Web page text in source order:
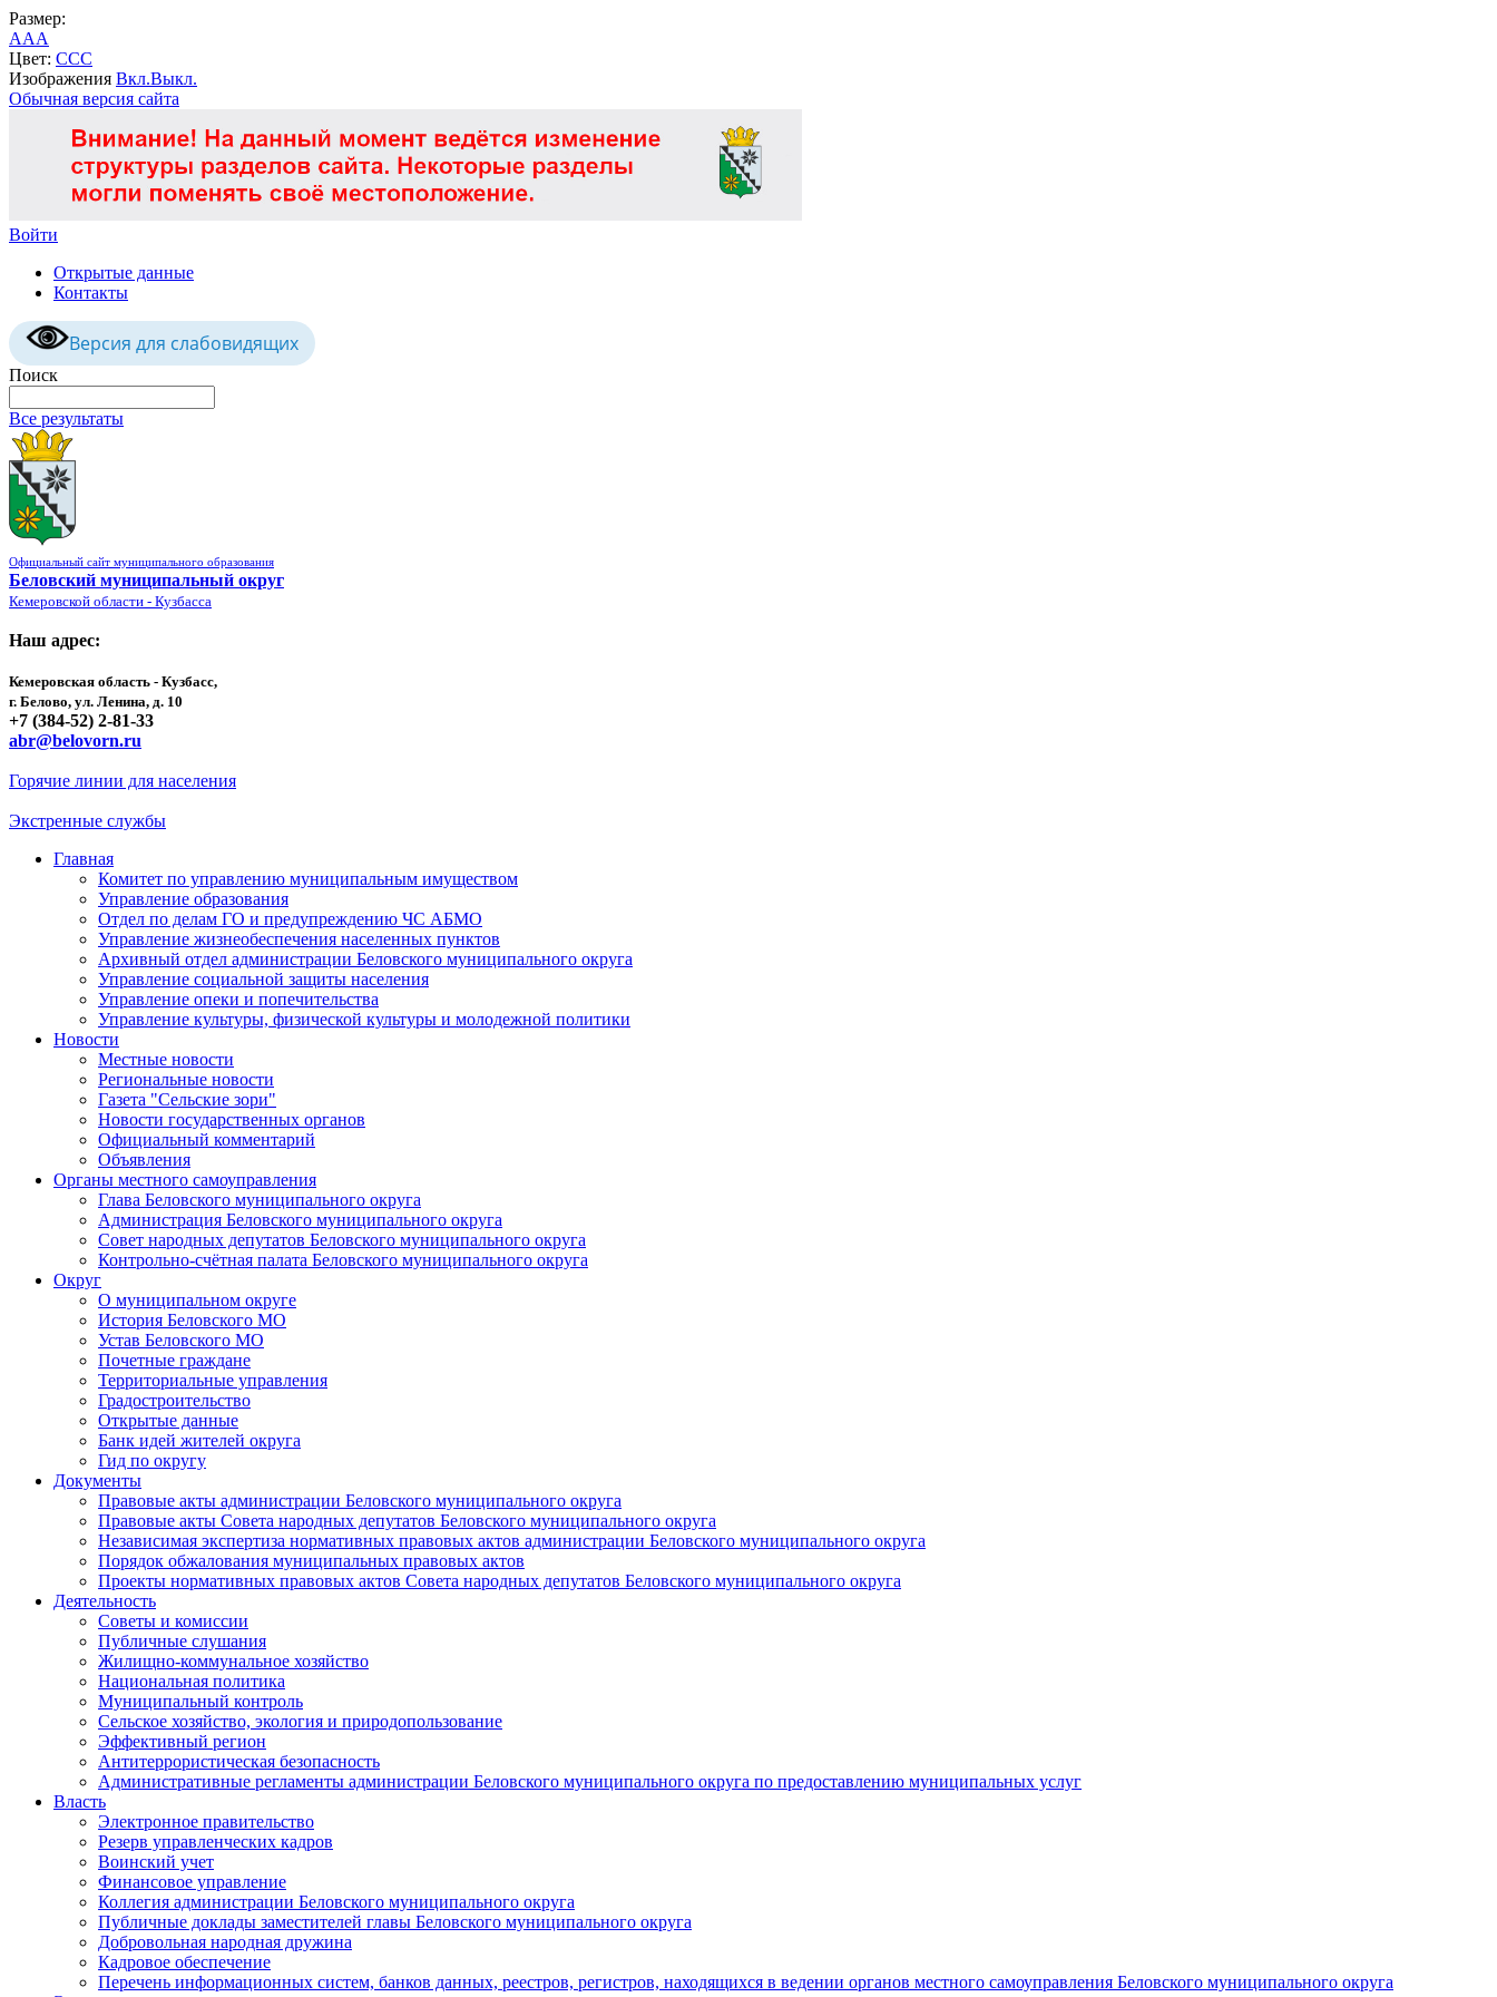
Размер:
AAA
Цвет: CCC
Изображения Вкл.Выкл.
Обычная версия сайта
Войти
Открытые данные
Контакты
Версия для слабовидящих
Поиск
Все результаты
Официальный сайт муниципального образования
Беловский муниципальный округ
Кемеровской области - Кузбасса
Наш адрес:
Кемеровская область - Кузбасс,
г. Белово, ул. Ленина, д. 10
+7 (384-52) 2-81-33
abr@belovorn.ru
Горячие линии для населения
Экстренные службы
Главная
Комитет по управлению муниципальным имуществом
Управление образования
Отдел по делам ГО и предупреждению ЧС АБМО
Управление жизнеобеспечения населенных пунктов
Архивный отдел администрации Беловского муниципального округа
Управление социальной защиты населения
Управление опеки и попечительства
Управление культуры, физической культуры и молодежной политики
Новости
Местные новости
Региональные новости
Газета "Сельские зори"
Новости государственных органов
Официальный комментарий
Объявления
Органы местного самоуправления
Глава Беловского муниципального округа
Администрация Беловского муниципального округа
Совет народных депутатов Беловского муниципального округа
Контрольно-счётная палата Беловского муниципального округа
Округ
О муниципальном округе
История Беловского МО
Устав Беловского МО
Почетные граждане
Территориальные управления
Градостроительство
Открытые данные
Банк идей жителей округа
Гид по округу
Документы
Правовые акты администрации Беловского муниципального округа
Правовые акты Совета народных депутатов Беловского муниципального округа
Независимая экспертиза нормативных правовых актов администрации Беловского муниципального округа
Порядок обжалования муниципальных правовых актов
Проекты нормативных правовых актов Совета народных депутатов Беловского муниципального округа
Деятельность
Советы и комиссии
Публичные слушания
Жилищно-коммунальное хозяйство
Национальная политика
Муниципальный контроль
Сельское хозяйство, экология и природопользование
Эффективный регион
Антитеррористическая безопасность
Административные регламенты администрации Беловского муниципального округа по предоставлению муниципальных услуг
Власть
Электронное правительство
Резерв управленческих кадров
Воинский учет
Финансовое управление
Коллегия администрации Беловского муниципального округа
Публичные доклады заместителей главы Беловского муниципального округа
Добровольная народная дружина
Кадровое обеспечение
Перечень информационных систем, банков данных, реестров, регистров, находящихся в ведении органов местного самоуправления Беловского муниципального округа